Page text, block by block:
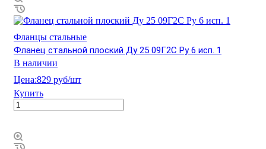
Фланцы стальные
Фланец стальной плоский Ду 25 09Г2С Ру 6 исп. 1
В наличии
Цена:829 руб/шт
Купить